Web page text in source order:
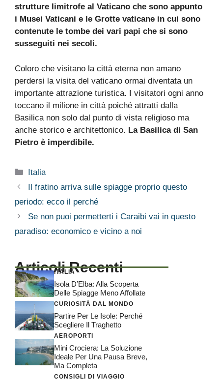
strutture limitrofe al Vaticano che sono appunto
i Musei Vaticani e le Grotte vaticane in cui sono
contenute le tombe dei vari papi che si sono
susseguiti nei secoli.
Coloro che visitano la città eterna non amano
perdersi la visita del vaticano ormai diventata un
importante attrazione turistica. I visitatori ogni anno
toccano il milione in città poiché attratti dalla
Basilica non solo dal punto di vista religioso ma
anche storico e architettonico. La Basilica di San
Pietro è imperdibile.
Categorie
Italia
Il fratino arriva sulle spiagge proprio questo
periodo: ecco il perché
Se non puoi permetterti i Caraibi vai in questo
paradiso: economico e vicino a noi
Articoli Recenti
ITALIA
Isola D’Elba: Alla Scoperta
Delle Spiagge Meno Affollate
CURIOSITÀ DAL MONDO
Partire Per Le Isole: Perché
Scegliere Il Traghetto
AEROPORTI
Mini Crociera: La Soluzione
Ideale Per Una Pausa Breve,
Ma Completa
CONSIGLI DI VIAGGIO